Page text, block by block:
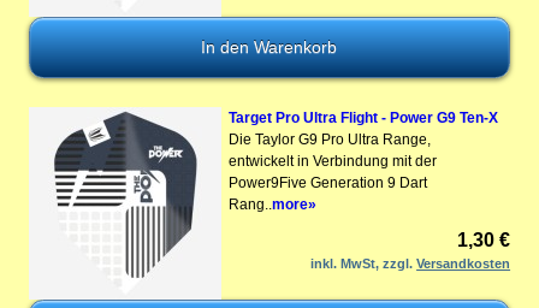
Target Pro Ultra Flight - Power G9 Ten-X
Die Taylor G9 Pro Ultra Range,
entwickelt in Verbindung mit der
Power9Five Generation 9 Dart
Rang..more»
1,30 €
inkl. MwSt, zzgl.Versandkosten